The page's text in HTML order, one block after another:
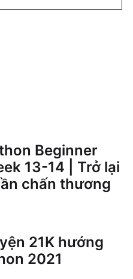
Beginner
13-14 | Trở lại
chấn thương
21K hướng
2021